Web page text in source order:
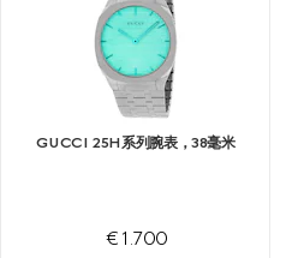
GUCCI 25H系列腕表，38毫米
€ 1.700